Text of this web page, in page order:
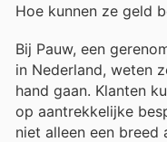
Hoe kunnen ze geld
Bij Pauw, een
in Nederland, weten
hand gaan. Klanten
op aantrekkelijke
niet alleen een